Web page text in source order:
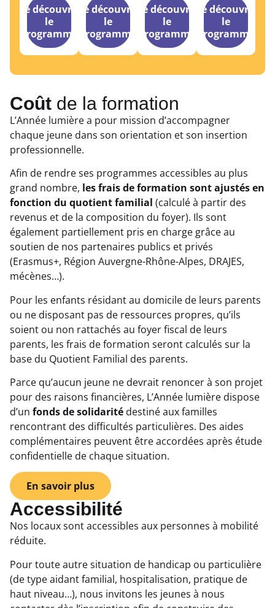
Je découvre
le
programme
Je découvre
le
programme
Je découvre
le
programme
Je découvre
le
programme
Coût de la formation
L’Année lumière a pour mission d’accompagner
chaque jeune dans son orientation et son insertion
professionnelle.
Afin de rendre ses programmes accessibles au plus
grand nombre, les frais de formation sont ajustés en
fonction du quotient familial (calculé à partir des
revenus et de la composition du foyer). Ils sont
également partiellement pris en charge grâce au
soutien de nos partenaires publics et privés
(Erasmus+, Région Auvergne-Rhône-Alpes, DRAJES,
mécènes…).
Pour les enfants résidant au domicile de leurs parents
ou ne disposant pas de ressources propres, qu’ils
soient ou non rattachés au foyer fiscal de leurs
parents, les frais de formation seront calculés sur la
base du Quotient Familial des parents.
Parce qu’aucun jeune ne devrait renoncer à son projet
pour des raisons financières, L’Année lumière dispose
d’un fonds de solidarité destiné aux familles
rencontrant des difficultés particulières. Des aides
complémentaires peuvent être accordées après étude
confidentielle de chaque situation.
En savoir plus
Accessibilité
Nos locaux sont accessibles aux personnes à mobilité
réduite.
Pour toute autre situation de handicap ou particulière
(de type aidant familial, hospitalisation, pratique de
haut niveau…), nous invitons les jeunes à nous